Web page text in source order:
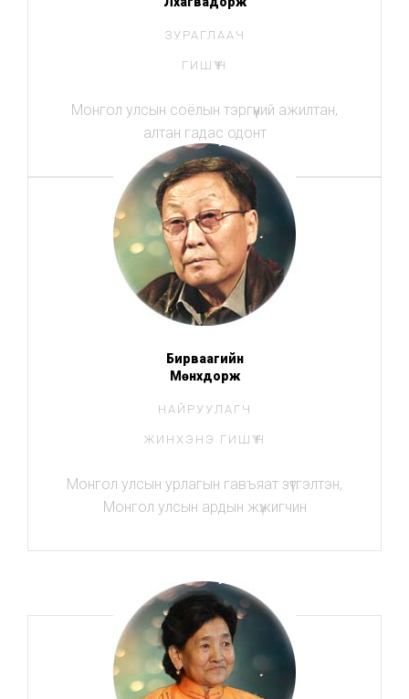
ЗУРАГЛААЧ
ГИШҮҮН
Монгол улсын соёлын тэргүүний ажилтан,
алтан гадас одонт
Бирваагийн
Мөнхдорж
НАЙРУУЛАГЧ
ЖИНХЭНЭ ГИШҮҮН
Монгол улсын урлагын гавъяат зүтгэлтэн,
Монгол улсын ардын жүжигчин